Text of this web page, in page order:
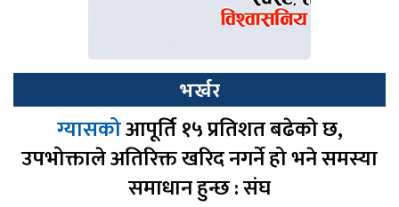
भर्खर
ग्यासकोआपूर्ति १५ प्रतिशत बढेको छ,
उपभोक्ताले अतिरिक्त खरिद नगर्ने हो भने समस्या
समाधान हुन्छ : संघ